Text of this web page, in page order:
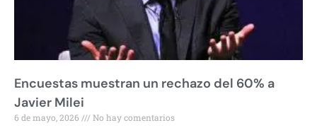
Encuestas muestran un rechazo del 60% a
Javier Milei
6 de mayo, 2026 No hay comentarios